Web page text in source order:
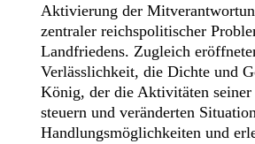
Aktivierung der
zentraler reichspolitischer
Landfriedens. Zugleich
Verlässlichkeit, die Dichte und
König, der die Aktivitäten
steuern und veränderten
Handlungsmöglichkeiten und